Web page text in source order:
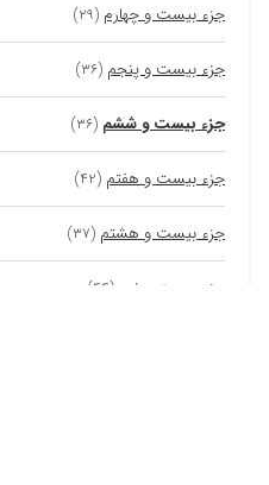
جزء بیست و چهارم (۲۹)
جزء بیست و پنجم (۳۶)
جزء بیست و ششم (۳۶)
جزء بیست و هفتم (۴۲)
جزء بیست و هشتم (۳۷)
جزء بیست و نهم (۴۴)